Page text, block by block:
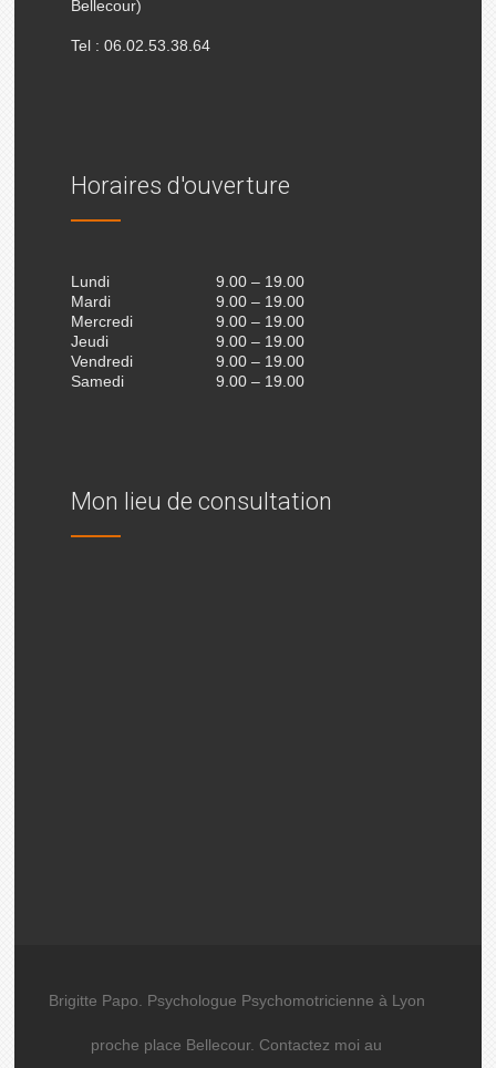
Bellecour)
Tel : 06.02.53.38.64
Horaires d'ouverture
Lundi
9.00 – 19.00
Mardi
9.00 – 19.00
Mercredi
9.00 – 19.00
Jeudi
9.00 – 19.00
Vendredi
9.00 – 19.00
Samedi
9.00 – 19.00
Mon lieu de consultation
Brigitte Papo. Psychologue Psychomotricienne à Lyon
proche place Bellecour. Contactez moi au